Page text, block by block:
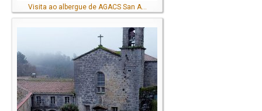
Visita ao albergue de AGACS San A...